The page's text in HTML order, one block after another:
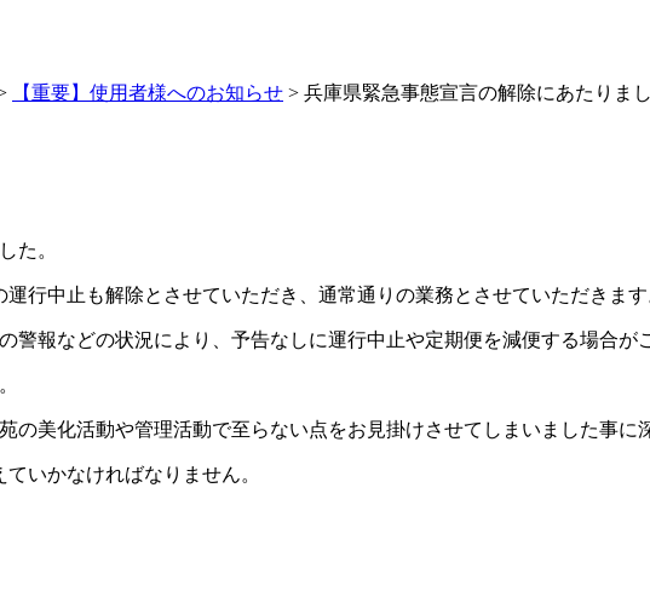
【重要】使用者様へのお知らせ > 兵庫県緊急事態宣言の解除にあたりま
た。
行中止も解除とさせていただき、通常通りの業務とさせていただきます
報などの状況により、予告なしに運行中止や定期便を減便する場合が
美化活動や管理活動で至らない点をお見掛けさせてしまいました事に
いかなければなりません。